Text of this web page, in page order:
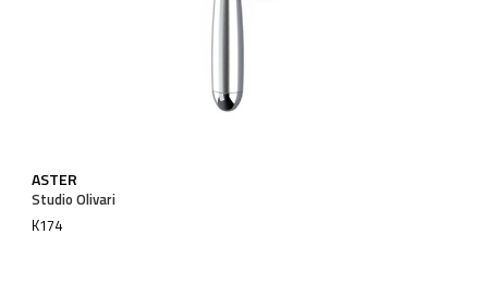
ASTER
Studio Olivari
K174